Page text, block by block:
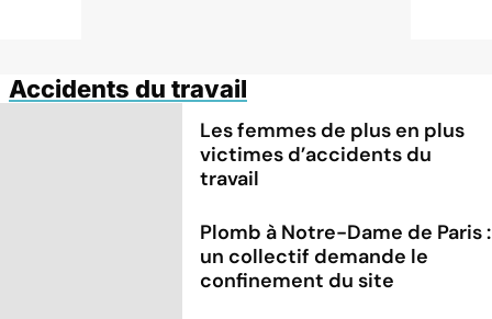
Accidents du travail
Les femmes de plus en plus
victimes d’accidents du
travail
Plomb à Notre-Dame de Paris :
un collectif demande le
confinement du site